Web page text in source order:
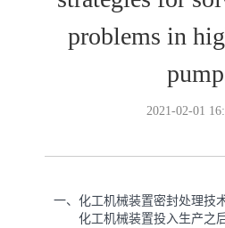
problems in
2021-02-01
一、化工机械装置密封处理技
化工机械装置投入生产之后